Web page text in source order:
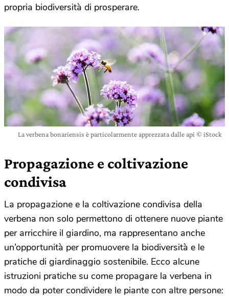
propria biodiversità di prosperare.
La verbena bonariensis è particolarmente apprezzata dalle api © iStock
Propagazione e coltivazione
condivisa
La propagazione e la coltivazione condivisa della
verbena non solo permettono di ottenere nuove piante
per arricchire il giardino, ma rappresentano anche
un’opportunità per promuovere la biodiversità e le
pratiche di giardinaggio sostenibile. Ecco alcune
istruzioni pratiche su come propagare la verbena in
modo da poter condividere le piante con altre persone: